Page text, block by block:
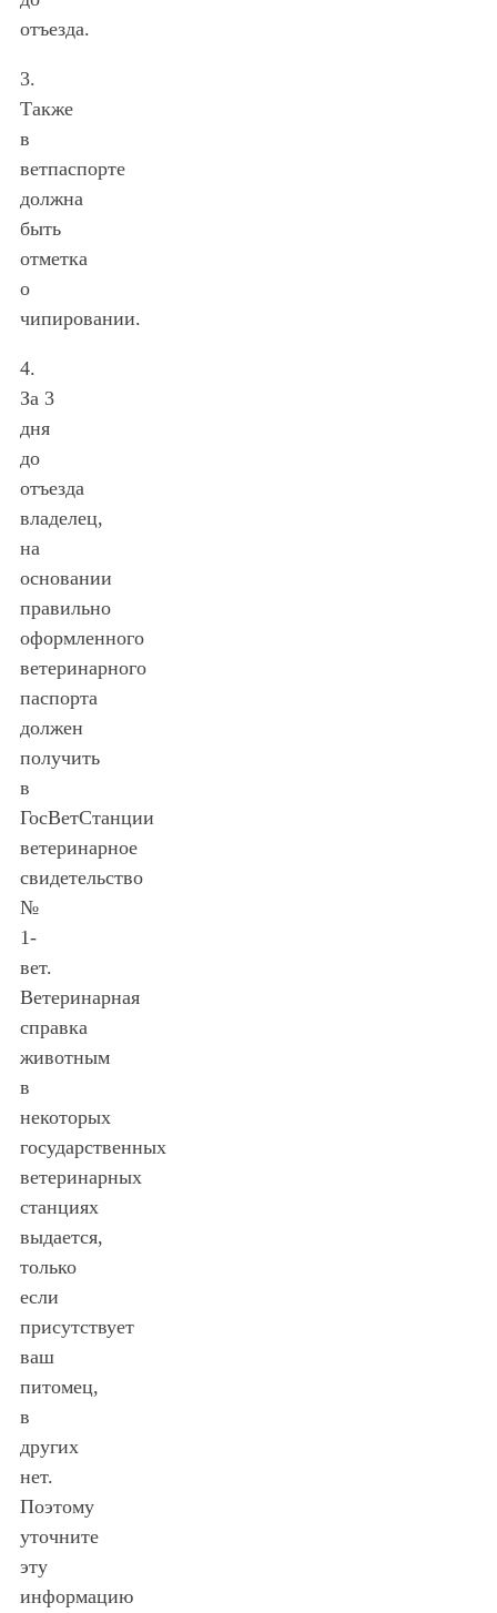
отъезда.
3.
Также
в
ветпаспорте
должна
быть
отметка
о
чипировании.
4.
За 3
дня
до
отъезда
владелец,
на
основании
правильно
оформленного
ветеринарного
паспорта
должен
получить
в
ГосВетСтанции
ветеринарное
свидетельство
№
1-
вет.
Ветеринарная
справка
животным
в
некоторых
государственных
ветеринарных
станциях
выдается,
только
если
присутствует
ваш
питомец,
в
других
нет.
Поэтому
уточните
эту
информацию